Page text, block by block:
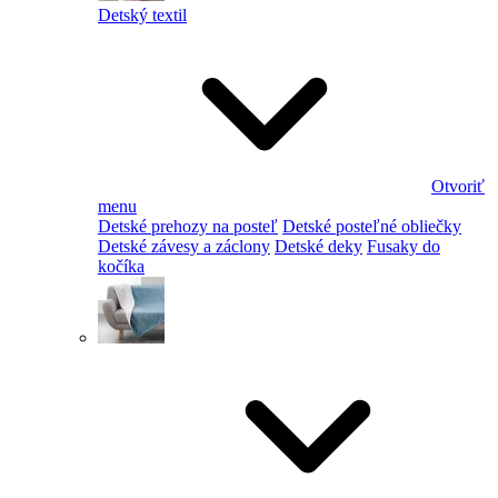
Detský textil
Otvoriť
menu
Detské prehozy na posteľ Detské posteľné obliečky
Detské závesy a záclony Detské deky Fusaky do
kočíka